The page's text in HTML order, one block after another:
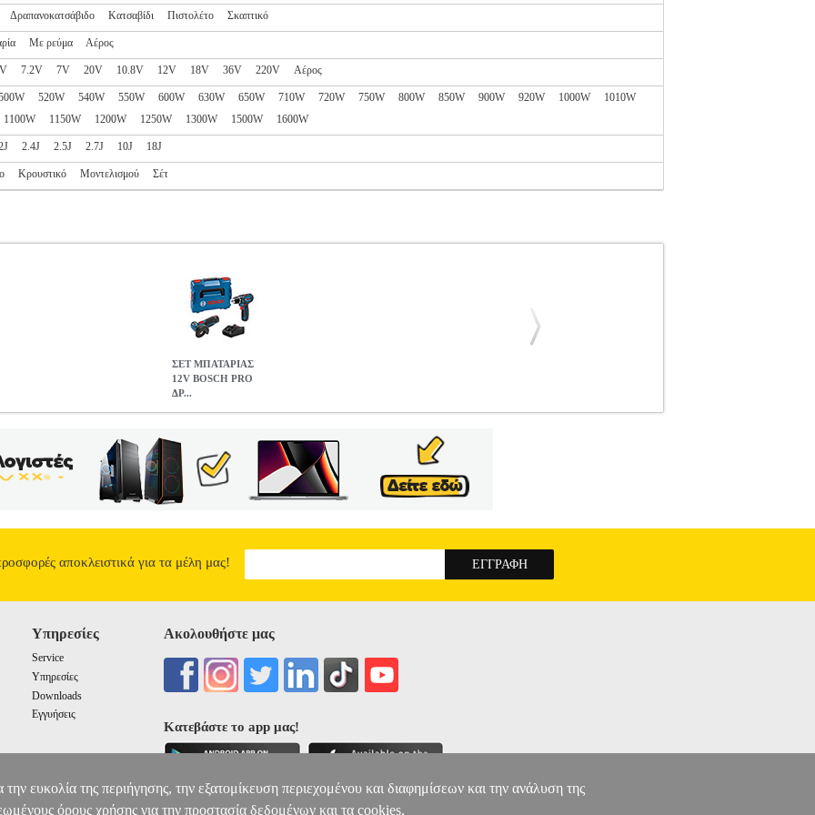
Δραπανοκατσάβιδο Κατσαβίδι Πιστολέτο Σκαπτικό
Με ρεύμα Αέρος
7.2V 7V 20V 10.8V 12V 18V 36V 220V Αέρος
520W 540W 550W 600W 630W 650W 710W 720W 750W 800W 850W 900W 920W 1000W
1010W
1100W 1150W 1200W 1250W 1300W 1500W 1600W
2.4J 2.5J 2.7J 10J 18J
Κρουστικό Μοντελισμού Σέτ
ΣΕΤ ΜΠΑΤΑΡΙΑΣ
12V BOSCH PRO
ΔΡ...
Κατηγορία: ΔΡΑΠΑΝΑ-ΚΑΤΣΑΒΙΔΙΑ •BOSCH στην κατηγορία ΔΡΑΠΑΝΑ-ΚΑΤΣΑΒΙΔΙΑ Σετ
τροχός μπαταρίας GWS12V-76 BOSCH. BOSCH PRO GSR 12V-15: Δραπανοκατσάβιο μπαταρίας BOSCH PRO
εξαιρετικά συμπαγής κατασκευή για ιδανικό χειρισμό κυρίως στις εργασίες τρυπήματος και βιδώματος πάνω από
ισχύς: Το κιβώτιο 2 ταχυτήτων φροντίζει για δυνατά 15 Nm (μαλακό βίδωμα) κατά το τρύπημα (έως 19 mm)
τσοκ Auto-Lock 10 mm. • Τάση μπαταρίας: 12 V.• Ροπή (Μαλακά/Σκληρά): 15/30 Nm.• Ταχύτητα χωρίς φορτίο
Μέγιστη ικανότητα διάτρησης σε μέταλλο: 10 mm.• Μέγιστη διάμετρος βίδας: 7 mm.• Κραδασμοί  Διάτρηση σε
2.5 m/s².• 1 χρόνος εγγύηση. BOSCH GWS 12V-76: Γωνιακός τροχός μπαταρίας BOSCH GWS 12V-76.
2Ah.• Χρόνος φόρτισης (80 %/100 %): 36/50 λεπτά [3, 0 Ah].• Κραδασμοί: 13.5 m/s².• Ηχητική πίεση: 75 dB(A).•
1 χρόνος εγγύηση. Περιεχόμενα συσκευασίας:2 εργαλεία, Φορτιστής GAL 12V-40, 2 μπαταρίες GBA 12V 2.0Ah,
12V BOSCH PRO ΔΡΑΠΑΝΟΚΑΤΣΑΒΙΔΟ GSR 12V-15 +ΓΩΝΙΑΚΟΣ ΤΡΟΧΟΣ GWS 12V-76 2X2A
0615990N2U
0
αποκλειστικά για τα μέλη μας!
Υπηρεσίες
Service
Υπηρεσίες
Downloads
Εγγυήσεις
Ακολουθήστε μας
Κατεβάστε το app μας!
ευκολία της περιήγησης, την εξατομίκευση περιεχομένου και διαφημίσεων και την ανάλυση της
όρους χρήσης για την προστασία δεδομένων και τα cookies.